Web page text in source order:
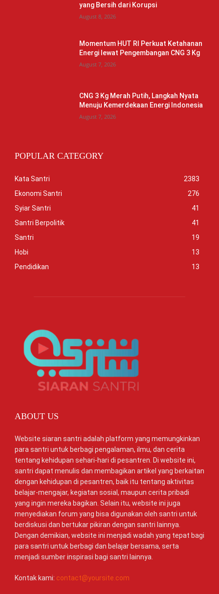
yang Bersih dari Korupsi
August 8, 2026
Momentum HUT RI Perkuat Ketahanan
Energi lewat Pengembangan CNG 3 Kg
August 7, 2026
CNG 3 Kg Merah Putih, Langkah Nyata
Menuju Kemerdekaan Energi Indonesia
August 7, 2026
POPULAR CATEGORY
Kata Santri
2383
Ekonomi Santri
276
Syiar Santri
41
Santri Berpolitik
41
Santri
19
Hobi
13
Pendidikan
13
ABOUT US
Website siaran santri adalah platform yang memungkinkan
para santri untuk berbagi pengalaman, ilmu, dan cerita
tentang kehidupan sehari-hari di pesantren. Di website ini,
santri dapat menulis dan membagikan artikel yang berkaitan
dengan kehidupan di pesantren, baik itu tentang aktivitas
belajar-mengajar, kegiatan sosial, maupun cerita pribadi
yang ingin mereka bagikan. Selain itu, website ini juga
menyediakan forum yang bisa digunakan oleh santri untuk
berdiskusi dan bertukar pikiran dengan santri lainnya.
Dengan demikian, website ini menjadi wadah yang tepat bagi
para santri untuk berbagi dan belajar bersama, serta
menjadi sumber inspirasi bagi santri lainnya.
Kontak kami: contact@yoursite.com